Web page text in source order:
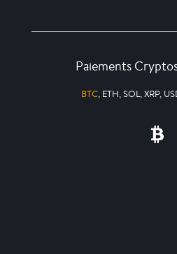
Paiements
BTC, ETH, SOL, XRP,